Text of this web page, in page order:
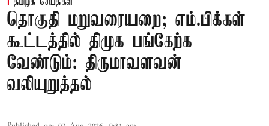
தமிழக செய்திகள்
தொகுதி மறுவரையறை; எம்.பிக்கள்
கூட்டத்தில் திமுக பங்கேற்க
வேண்டும்: திருமாவளவன்
வலியுறுத்தல்